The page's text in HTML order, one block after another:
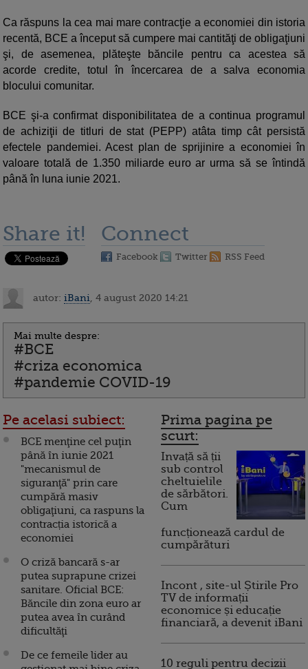
Ca răspuns la cea mai mare contracţie a economiei din istoria
recentă, BCE a început să cumpere mai cantităţi de obligaţiuni
şi, de asemenea, plăteşte băncile pentru ca acestea să
acorde credite, totul în încercarea de a salva economia
blocului comunitar.
BCE şi-a confirmat disponibilitatea de a continua programul
de achiziţii de titluri de stat (PEPP) atâta timp cât persistă
efectele pandemiei. Acest plan de sprijinire a economiei în
valoare totală de 1.350 miliarde euro ar urma să se întindă
până în luna iunie 2021.
Share it! Connect
Facebook Twitter RSS Feed
autor: iBani , 4 august 2020 14:21
Mai multe despre:
#BCE
#criza economica
#pandemie COVID-19
Pe acelasi subiect:
BCE menţine cel puţin
până în iunie 2021
"mecanismul de
siguranţă" prin care
cumpără masiv
obligaţiuni, ca raspuns la
contracția istorică a
economiei
O criză bancară s-ar
putea suprapune crizei
sanitare. Oficial BCE:
Băncile din zona euro ar
putea avea în curând
dificultăţi
De ce femeile lider au
Prima pagina pe
scurt:
Invață să ții
sub control
cheltuielile
de sărbători.
Cum
funcționează cardul de
cumpărături
Incont , site-ul Știrile Pro
TV de informații
economice și educație
financiară, a devenit iBani
10 reguli pentru decizii